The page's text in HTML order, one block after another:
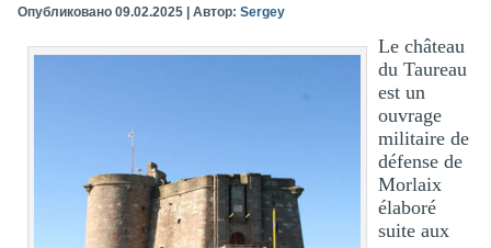
Опубликовано 09.02.2025 |Автор: Sergey
Le château
du Taureau
est un
ouvrage
militaire de
défense de
Morlaix
élaboré
suite aux